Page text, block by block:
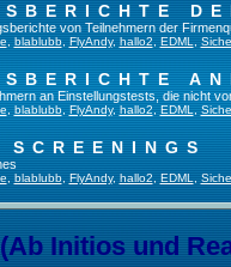
von Teilnehmern der
, blablubb, FlyAndy, hallo2 EDML
an Einstellungstests, die nicht
blablubb, FlyAndy, hallo2 EDML
, blablubb, FlyAndy, hallo2 EDML
Initios und